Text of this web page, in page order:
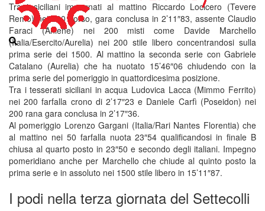
Tra i siciliani impegnati al mattino Riccardo Locicero (Tevere
Remo) nei 200 dorso, gara conclusa in 2’11″83, assente Claudio
Faraci (Aniene) nei 200 misti come Davide Marchello
(Italia/Esercito/Aurelia) nei 200 stile libero concentrandosi sulla
prima serie dei 1500. Al mattino la seconda serie con Gabriele
Catalano (Aurelia) che ha nuotato 15’46″06 chiudendo con la
prima serie del pomeriggio in quattordicesima posizione.
Tra i tesserati siciliani in acqua Ludovica Lacca (Mimmo Ferrito)
nei 200 farfalla crono di 2’17″23 e Daniele Carfì (Poseidon) nei
200 rana gara conclusa in 2’17″36.
Al pomeriggio Lorenzo Gargani (Italia/Rari Nantes Florentia) che
al mattino nei 50 farfalla nuota 23″54 qualificandosi in finale B
chiusa al quarto posto in 23″50 e secondo degli italiani. Impegno
pomeridiano anche per Marchello che chiude al quinto posto la
prima serie e in assoluto nei 1500 stile libero in 15’11″87.
I podi nella terza giornata del Settecolli